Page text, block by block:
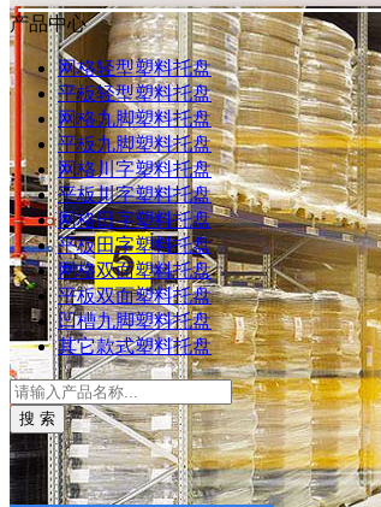
产品中心
网格轻型塑料托盘
平板轻型塑料托盘
网格九脚塑料托盘
平板九脚塑料托盘
网格川字塑料托盘
平板川字塑料托盘
网格田字塑料托盘
平板田字塑料托盘
网格双面塑料托盘
平板双面塑料托盘
凹槽九脚塑料托盘
其它款式塑料托盘